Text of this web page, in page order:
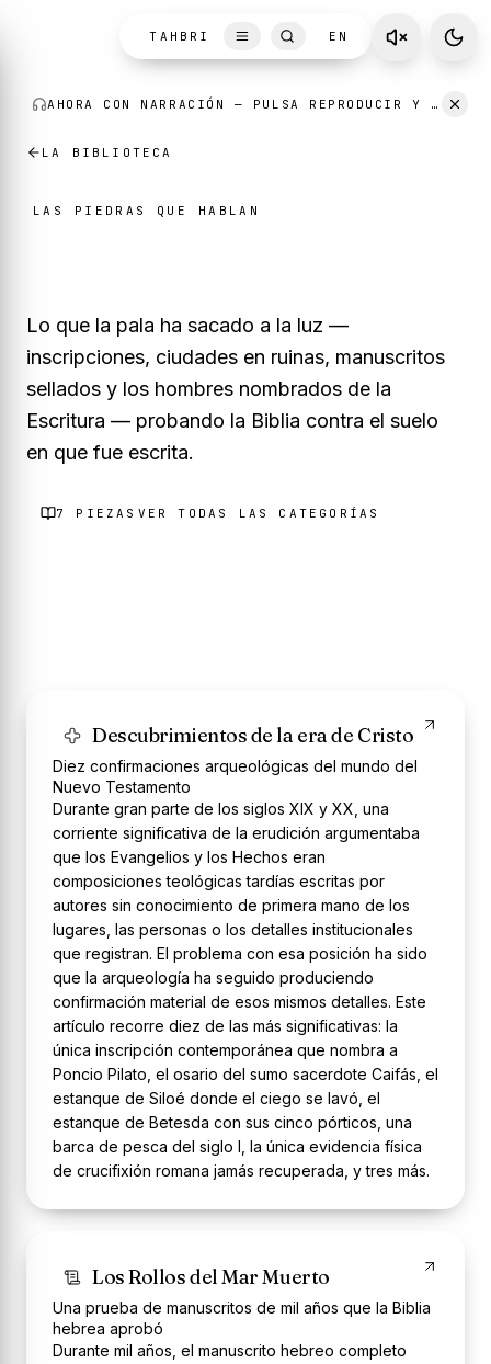
AHORA CON NARRACIÓN — PULSA REPRODUCIR Y ESCUCHA MIENTRAS LEES.
TAHBRI EN
LA BIBLIOTECA
LAS PIEDRAS QUE HABLAN
Lo que la pala ha sacado a la luz —
inscripciones, ciudades en ruinas, manuscritos
sellados y los hombres nombrados de la
Escritura — probando la Biblia contra el suelo
en que fue escrita.
7 PIEZAS VER TODAS LAS CATEGORÍAS
Descubrimientos de la era de Cristo
Diez confirmaciones arqueológicas del mundo del
Nuevo Testamento
Durante gran parte de los siglos XIX y XX, una
corriente significativa de la erudición argumentaba
que los Evangelios y los Hechos eran
composiciones teológicas tardías escritas por
autores sin conocimiento de primera mano de los
lugares, las personas o los detalles institucionales
que registran. El problema con esa posición ha sido
que la arqueología ha seguido produciendo
confirmación material de esos mismos detalles. Este
artículo recorre diez de las más significativas: la
única inscripción contemporánea que nombra a
Poncio Pilato, el osario del sumo sacerdote Caifás, el
estanque de Siloé donde el ciego se lavó, el
estanque de Betesda con sus cinco pórticos, una
barca de pesca del siglo I, la única evidencia física
de crucifixión romana jamás recuperada, y tres más.
Los Rollos del Mar Muerto
Una prueba de manuscritos de mil años que la Biblia
hebrea aprobó
Durante mil años, el manuscrito hebreo completo